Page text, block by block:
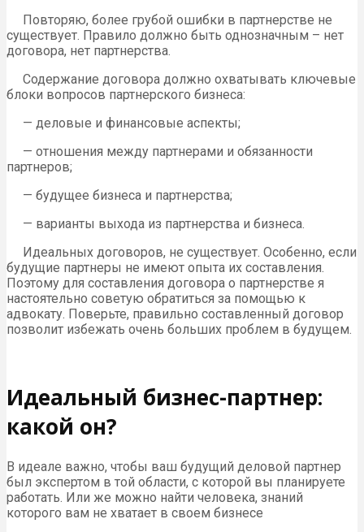
Повторяю, более грубой ошибки в партнерстве не
существует. Правило должно быть однозначным – нет
договора, нет партнерства.
Содержание договора должно охватывать ключевые
блоки вопросов партнерского бизнеса:
— деловые и финансовые аспекты;
— отношения между партнерами и обязанности
партнеров;
— будущее бизнеса и партнерства;
— варианты выхода из партнерства и бизнеса.
Идеальных договоров, не существует. Особенно, если
будущие партнеры не имеют опыта их составления.
Поэтому для составления договора о партнерстве я
настоятельно советую обратиться за помощью к
адвокату. Поверьте, правильно составленный договор
позволит избежать очень больших проблем в будущем.
Идеальный бизнес-партнер:
какой он?
В идеале важно, чтобы ваш будущий деловой партнер
был экспертом в той области, с которой вы планируете
работать. Или же можно найти человека, знаний
которого вам не хватает в своем бизнесе